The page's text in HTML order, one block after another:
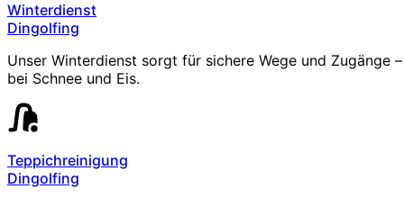
Winterdienst
Dingolfing
Unser Winterdienst sorgt für sichere Wege und Zugänge
bei Schnee und Eis.
Teppichreinigung
Dingolfing